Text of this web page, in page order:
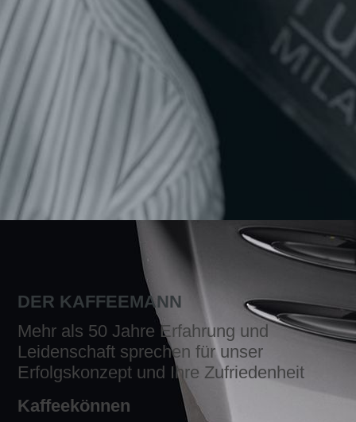
DER KAFFEEMANN
Mehr als 50 Jahre Erfahrung und
Leidenschaft sprechen für unser
Erfolgskonzept und Ihre Zufriedenheit
Kaffeekönnen